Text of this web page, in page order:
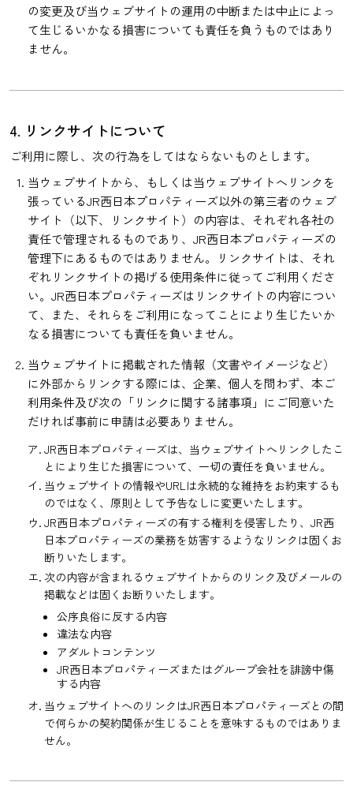
の変更及び当ウェブサイトの運用の中断または中止によっ
て生じるいかなる損害についても責任を負うものではあり
ません。
4. リンクサイトについて
ご利用に際し、次の行為をしてはならないものとします。
当ウェブサイトから、もしくは当ウェブサイトへリンクを
張っているJR西日本プロパティーズ以外の第三者のウェブ
サイト（以下、リンクサイト）の内容は、それぞれ各社の
責任で管理されるものであり、JR西日本プロパティーズの
管理下にあるものではありません。リンクサイトは、それ
ぞれリンクサイトの掲げる使用条件に従ってご利用くださ
い。JR西日本プロパティーズはリンクサイトの内容につい
て、また、それらをご利用になってことにより生じたいか
なる損害についても責任を負いません。
当ウェブサイトに掲載された情報（文書やイメージなど）
に外部からリンクする際には、企業、個人を問わず、本ご
利用条件及び次の「リンクに関する諸事項」にご同意いた
だければ事前に申請は必要ありません。
ア. JR西日本プロパティーズは、当ウェブサイトへリンクしたこ
とにより生じた損害について、一切の責任を負いません。
イ. 当ウェブサイトの情報やURLは永続的な維持をお約束するも
のではなく、原則として予告なしに変更いたします。
ウ. JR西日本プロパティーズの有する権利を侵害したり、JR西
日本プロパティーズの業務を妨害するようなリンクは固くお
断りいたします。
エ. 次の内容が含まれるウェブサイトからのリンク及びメールの
掲載などは固くお断りいたします。
公序良俗に反する内容
違法な内容
アダルトコンテンツ
JR西日本プロパティーズまたはグループ会社を誹謗中傷
する内容
オ. 当ウェブサイトへのリンクはJR西日本プロパティーズとの間
で何らかの契約関係が生じることを意味するものではありま
せん。